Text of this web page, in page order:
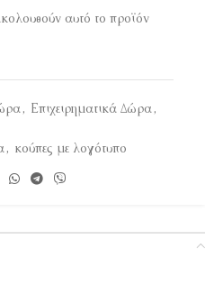
αυτό το προϊόν
, Επιχειρηματικά Δώρα,
, κούπες με λογότυπο